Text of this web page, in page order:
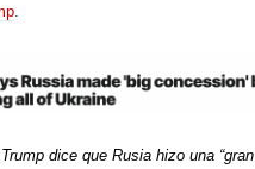
dice que Rusia hizo una “gran